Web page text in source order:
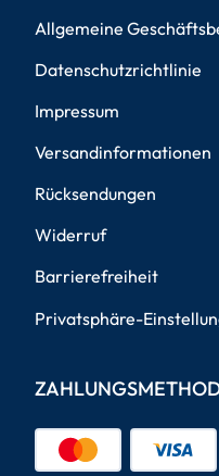
Allgemeine
Datenschutzrichtlinie
Impressum
Versandinformationen
Rücksendungen
Widerruf
Barrierefreiheit
Privatsphäre-